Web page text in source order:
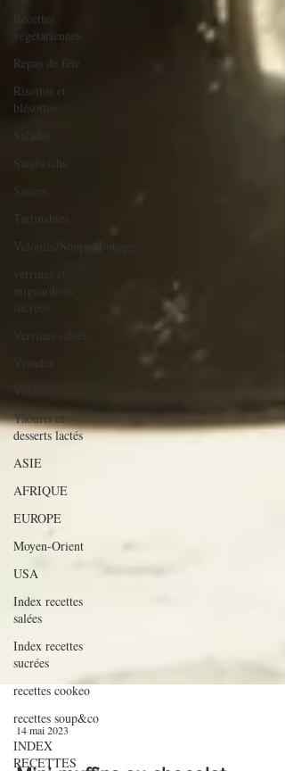
Recettes
végétariennes
Repas de fête
Risottos et
blésottos
Salades
Sandwichs
Sauces
Tartinables
Veloutés/Soupes/Potages
verrines et
mignardises
sucrées
Verrines salées
Viandes
Volailles
Yaourts et
desserts lactés
ASIE
AFRIQUE
EUROPE
Moyen-Orient
USA
Index recettes
salées
Index recettes
sucrées
recettes cookeo
recettes soup&co
INDEX
RECETTES
14 mai 2023